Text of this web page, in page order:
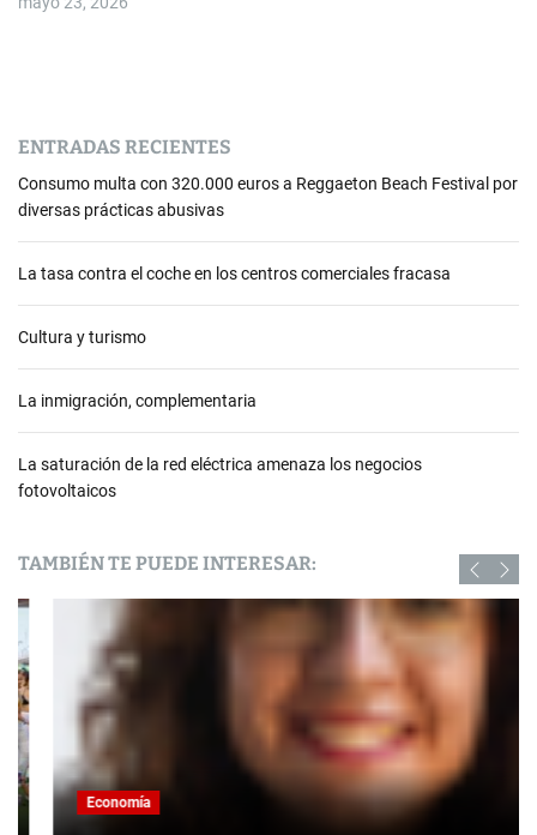
ENTRADAS RECIENTES
Consumo multa con 320.000 euros a Reggaeton Beach Festival por
diversas prácticas abusivas
La tasa contra el coche en los centros comerciales fracasa
Cultura y turismo
La inmigración, complementaria
La saturación de la red eléctrica amenaza los negocios
fotovoltaicos
TAMBIÉN TE PUEDE INTERESAR:
Economía